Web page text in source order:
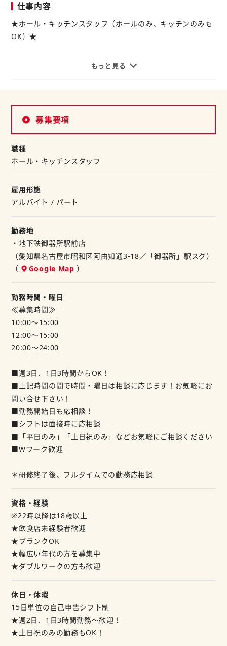
◆家計の足しに♪
そんな方に！
『定食屋 宮本むなし』で働きませんか。
家庭的なメニューが人気のお店は
空いた時間を有効活用！
週4日～、1日6h～でOK♪
家事の合間にサクッと働けます。
「お昼まで」「夕方まで」「土日祝のみ」や
「長期でシッカリ」など
あなたのご応募お待ちしています！
パートで働きたい方必見！！
■主婦（夫）歓迎！・フリーター歓迎！・未経験の方歓迎！
仕事内容
★ホール・キッチンスタッフ（ホールのみ、キッチンのみも
OK）★
【キッチン】
お仕事をお願いします。
わかりやすい研修があるので、未経験者も安心◎
もっと見る
募集要項
職種
ホール・キッチンスタッフ
雇用形態
アルバイト / パート
勤務地
・地下鉄御器所駅前店
（愛知県名古屋市昭和区阿由知通3-18／「御器所」駅スグ）
（
Google Map ）
勤務時間・曜日
≪募集時間≫
10:00～15:00
12:00～15:00
20:00～24:00
■週3日、1日3時間からOK！
■上記時間の間で時間・曜日は相談に応じます！お気軽にお
問い合せ下さい！
■勤務開始日も応相談！
■シフトは面接時に応相談
■「平日のみ」「土日祝のみ」などお気軽にご相談ください
■Wワーク歓迎
＊研修終了後、フルタイムでの勤務応相談
資格・経験
※22時以降は18歳以上
★飲食店未経験者歓迎
★ブランクOK
★幅広い年代の方を募集中
★ダブルワークの方も歓迎
休日・休暇
15日単位の自己申告シフト制
★週2日、1日3時間勤務～歓迎！
★土日祝のみの勤務もOK！